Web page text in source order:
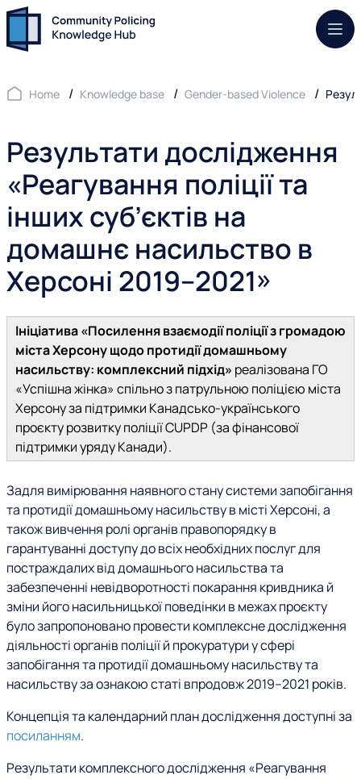
Home Knowledge base Gender-based Violence
Результати дослідження
«Реагування поліції та
інших суб’єктів на
домашнє насильство в
Херсоні 2019–2021»
Ініціатива «Посилення взаємодії поліції з громадою
міста Херсону щодо протидії домашньому
насильству: комплексний підхід» реалізована ГО
«Успішна жінка» спільно з патрульною поліцією міста
Херсону за підтримки Канадсько-українського
проєкту розвитку поліції CUPDP (за фінансової
підтримки уряду Канади).
Задля вимірювання наявного стану системи запобігання
та протидії домашньому насильству в місті Херсоні, а
також вивчення ролі органів правопорядку в
гарантуванні доступу до всіх необхідних послуг для
постраждалих від домашнього насильства та
забезпеченні невідворотності покарання кривдника й
зміни його насильницької поведінки в межах проєкту
було запропоновано провести комплексне дослідження
діяльності органів поліції й прокуратури у сфері
запобігання та протидії домашньому насильству та
насильству за ознакою статі впродовж 2019–2021 років.
Концепція та календарний план дослідження доступні за
посиланням.
Результати комплексного дослідження «Реагування